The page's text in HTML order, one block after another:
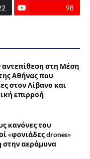
98
στη Μέση
Αθήνας που
στον Λίβανο και
επιρροή
κανόνες του
«φονιάδες drones»
στην αεράμυνα